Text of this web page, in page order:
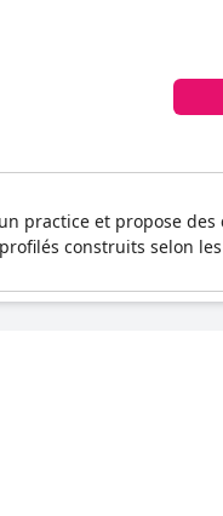
practice et propose
construits selon